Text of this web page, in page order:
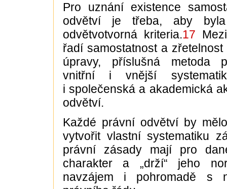
Pro uznání existence
odvětví je třeba, aby
odvětvotvorná kriteria.17
řadí samostatnost a
úpravy, příslušná metoda
vnitřní i vnější
i společenská a akademická
odvětví.
Každé právní odvětví by
vytvořit vlastní systematiku
právní zásady mají pro
charakter a „drží“ jeho
navzájem i pohromadě s